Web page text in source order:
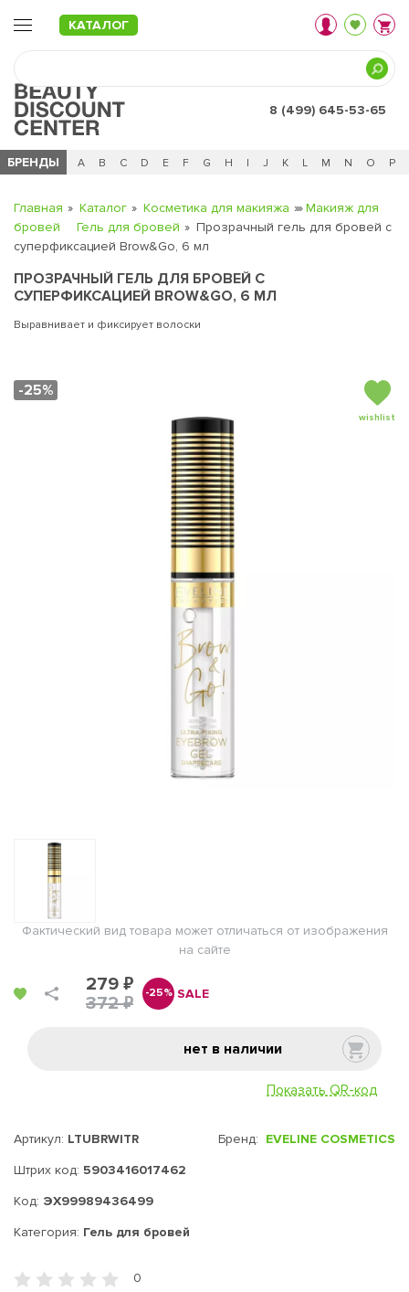
КАТАЛОГ
8 (499) 645-53-65
БРЕНДЫ
Ч 0 - 9 A B C D E F G H I J K L M N O P
Главная Каталог Косметика для макияжа
Макияж для
бровей
Гель для бровей
Прозрачный гель для бровей с
суперфиксацией Brow&Go, 6 мл
ПРОЗРАЧНЫЙ ГЕЛЬ ДЛЯ БРОВЕЙ С
СУПЕРФИКСАЦИЕЙ BROW&GO, 6 МЛ
Выравнивает и фиксирует волоски
-25%
wishlist
Фактический вид товара может отличаться от изображения
на сайте
279 ₽
372 ₽
-25% SALE
нет в наличии
Показать QR-код
Артикул: LTUBRWITR
Штрих код: 5903416017462
Код: ЭХ99989436499
Бренд: EVELINE COSMETICS
Категория: Гель для бровей
0